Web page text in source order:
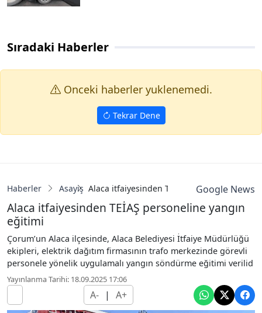
Sıradaki Haberler
Onceki haberler yuklenemedi.
Tekrar Dene
Haberler Asayiş Alaca itfaiyesinden TEİAŞ personeline
Google News
Alaca itfaiyesinden TEİAŞ personeline yangın
eğitimi
Çorum’un Alaca ilçesinde, Alaca Belediyesi İtfaiye Müdürlüğü
ekipleri, elektrik dağıtım firmasının trafo merkezinde görevli
personele yönelik uygulamalı yangın söndürme eğitimi verilid
Yayınlanma Tarihi: 18.09.2025 17:06
A- | A+